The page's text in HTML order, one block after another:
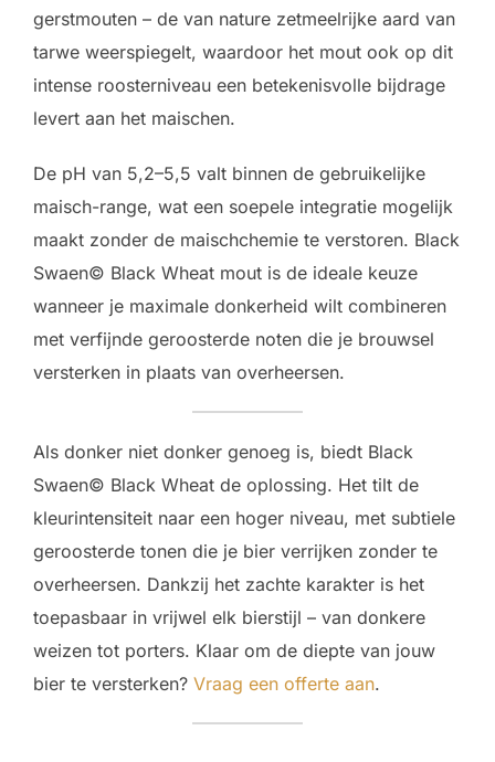
gerstmouten – de van nature zetmeelrijke aard van
tarwe weerspiegelt, waardoor het mout ook op dit
intense roosterniveau een betekenisvolle bijdrage
levert aan het maischen.
De pH van 5,2–5,5 valt binnen de gebruikelijke
maisch-range, wat een soepele integratie mogelijk
maakt zonder de maischchemie te verstoren. Black
Swaen© Black Wheat mout is de ideale keuze
wanneer je maximale donkerheid wilt combineren
met verfijnde geroosterde noten die je brouwsel
versterken in plaats van overheersen.
Als donker niet donker genoeg is, biedt Black
Swaen© Black Wheat de oplossing. Het tilt de
kleurintensiteit naar een hoger niveau, met subtiele
geroosterde tonen die je bier verrijken zonder te
overheersen. Dankzij het zachte karakter is het
toepasbaar in vrijwel elk bierstijl – van donkere
weizen tot porters. Klaar om de diepte van jouw
bier te versterken? Vraag een offerte aan.